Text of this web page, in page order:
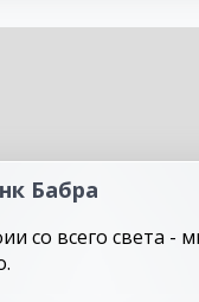
Бабра
со всего света -